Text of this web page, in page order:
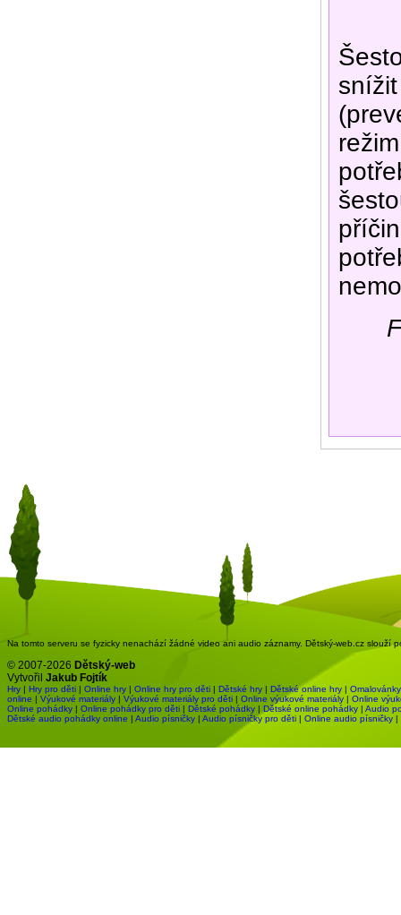
Na tomto serveru se fyzicky nenachází žádné video ani audio záznamy. Dětský-web.cz slouží
© 2007-2026 Dětský-web
Vytvořil Jakub Fojtík
Hry | Hry pro děti | Online hry | Online hry pro děti | Dětské hry | Dětské online hry | Omalovánky
online | Výukové materiály | Výukové materiály pro děti | Online výukové materiály | Online
Online pohádky | Online pohádky pro děti | Dětské pohádky | Dětské online pohádky | Audio
Dětské audio pohádky online | Audio písničky | Audio písničky pro děti | Online audio písničky |